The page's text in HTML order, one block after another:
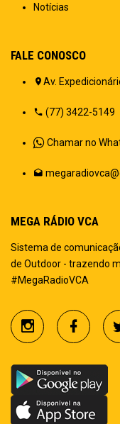
Notícias
FALE CONOSCO
Av.
(77) 3422-5149
Chamar no
MEGA RÁDIO VCA
Sistema de
de Outdoor - trazendo
#MegaRadioVCA